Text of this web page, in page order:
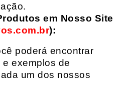
em Nosso Site
):
poderá encontrar
exemplos de
um dos nossos